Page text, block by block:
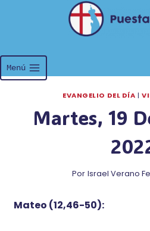
Menú
EVANGELIO DEL DÍA |
Martes, 19
Por Israel Verano
Mateo (12,46-50):